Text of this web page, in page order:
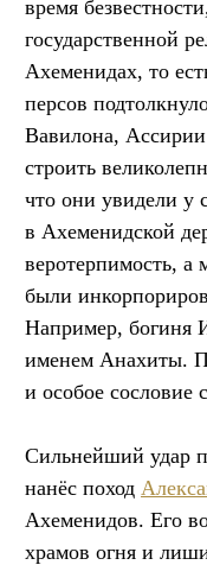
время
государственной
Ахеменидах, то
персов
Вавилона,
строить
что они увидели у
в Ахеменидской
веротерпимость, а
были
Например, богиня
именем Анахиты.
и особое
Сильнейший удар
нанёс поход
Ахеменидов. Его
храмов огня и